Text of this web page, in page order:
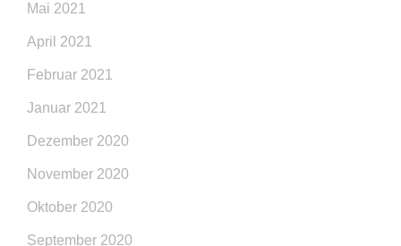
Mai 2021
April 2021
Februar 2021
Januar 2021
Dezember 2020
November 2020
Oktober 2020
September 2020